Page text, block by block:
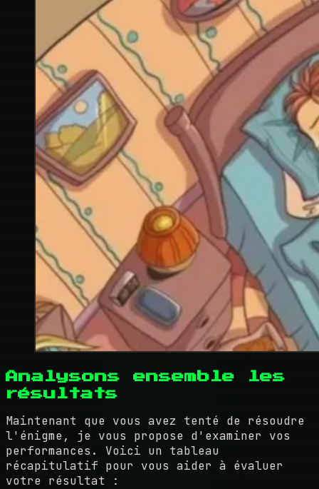
Analysons ensemble les
résultats
Maintenant que vous avez tenté de résoudre
l'énigme, je vous propose d'examiner vos
performances. Voici un tableau
récapitulatif pour vous aider à évaluer
votre résultat :